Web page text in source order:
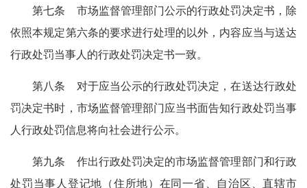
第七条 市场监督管理部门公示的行政处罚决定书，除
依照本规定第六条的要求进行处理的以外，内容应当与送达
行政处罚当事人的行政处罚决定书一致。
第八条 对于应当公示的行政处罚决定，在送达行政处
罚决定书时，市场监督管理部门应当书面告知行政处罚当事
人行政处罚信息将向社会进行公示。
第九条 作出行政处罚决定的市场监督管理部门和行政
处罚当事人登记地（住所地）在同一省、自治区、直辖市